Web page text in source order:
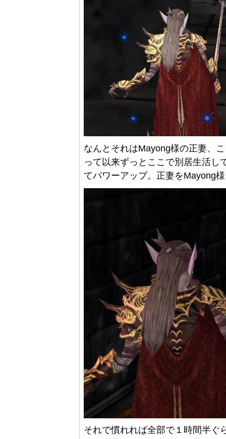
なんとそれはMayong様の正妻、
って以来ずっとここで別居生活し
てパワーアップ。正妻をMayong
それで慣れれば全部で１時間半ぐ